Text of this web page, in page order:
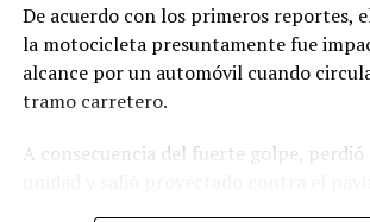
De acuerdo con los primeros reportes,
la motocicleta presuntamente fue
alcance por un automóvil cuando
tramo carretero.
A consecuencia del fuerte golpe,